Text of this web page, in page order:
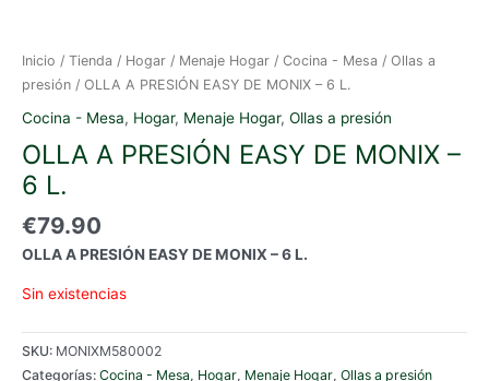
Inicio / Tienda / Hogar / Menaje Hogar / Cocina - Mesa / Ollas a
presión / OLLA A PRESIÓN EASY DE MONIX – 6 L.
Cocina - Mesa, Hogar, Menaje Hogar, Ollas a presión
OLLA A PRESIÓN EASY DE MONIX –
6 L.
€79.90
OLLA A PRESIÓN EASY DE MONIX – 6 L.
Sin existencias
SKU: MONIXM580002
Categorías: Cocina - Mesa, Hogar, Menaje Hogar, Ollas a presión